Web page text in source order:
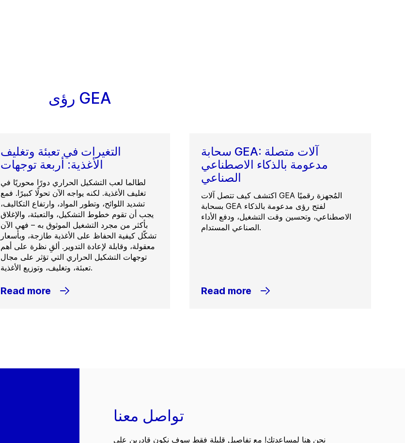
رؤى GEA
التغيرات في تعبئة وتغليف
الأغذية: أربعة توجهات
لطالما لعب التشكيل الحراري دورًا محوريًا في
تغليف الأغذية. لكنه يواجه الآن تحولًا كبيرًا. فمع
تشديد اللوائح، وتطور المواد، وارتفاع التكاليف،
يجب أن تقوم خطوط التشكيل، والتعبئة، والإغلاق
بأكثر من مجرد التشغيل الموثوق به – فهي الآن
تشكّل كيفية الحفاظ على الأغذية طازجة، وبأسعار
معقولة، وقابلة لإعادة التدوير. ألقِ نظرة على أهم
توجهات التشكيل الحراري التي تؤثر على مجال
تعبئة، وتغليف، وتوزيع الأغذية.
Read more
سحابة GEA: آلات متصلة
مدعومة بالذكاء الاصطناعي
الصناعي
اكتشف كيف تتصل آلات GEA المُجهزة رقميًا
بسحابة GEA لفتح رؤى مدعومة بالذكاء
الاصطناعي، وتحسين وقت التشغيل، ودفع الأداء
الصناعي المستدام.
Read more
تواصل معنا
نحن هنا لمساعدتك! مع تفاصيل قليلة فقط سوف نكون قادرين على